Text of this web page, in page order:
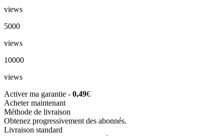
views
5000
views
10000
views
Activer ma garantie - 0,49€
Acheter maintenant
Méthode de livraison
Obtenez progressivement des abonnés.
Livraison standard